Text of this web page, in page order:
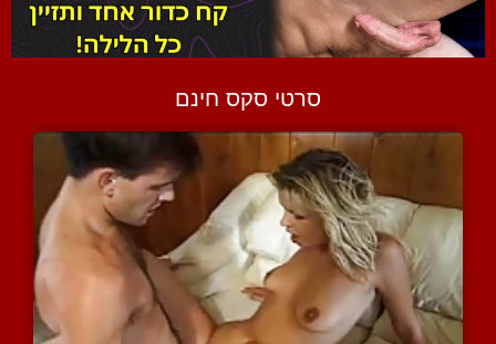
סרטי סקס חינם